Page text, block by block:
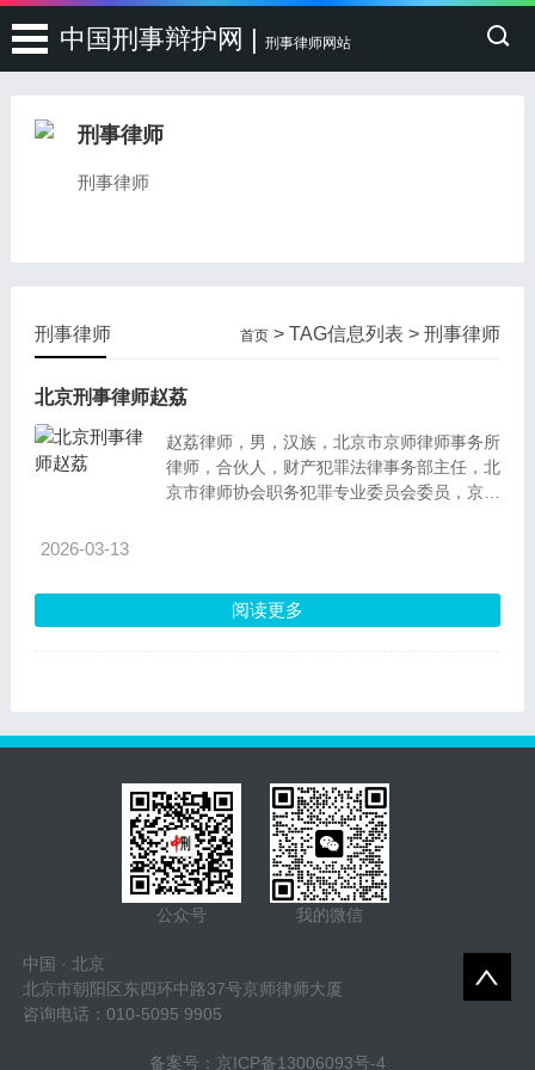
中国刑事辩护网 | 刑事律师网站
刑事律师
刑事律师
首页 > TAG信息列表 > 刑事律师
刑事律师
北京刑事律师赵荔
赵荔律师，男，汉族，北京市京师律师事务所
律师，合伙人，财产犯罪法律事务部主任，北
京市律师协会职务犯罪专业委员会委员，京师
2026-03-13
阅读更多
公众号 我的微信
中国 · 北京
北京市朝阳区东四环中路37号京师律师大厦
咨询电话：010-5095 9905
备案号： 京ICP备13006093号-4